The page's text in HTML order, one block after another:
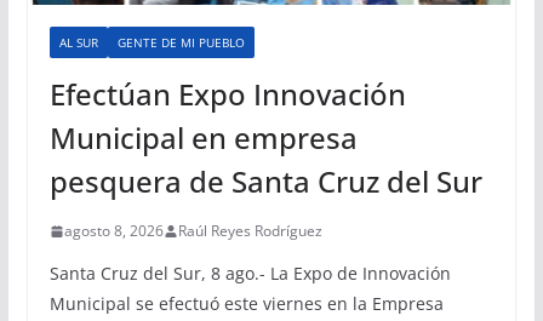
AL SUR GENTE DE MI PUEBLO
Efectúan Expo Innovación
Municipal en empresa
pesquera de Santa Cruz del Sur
agosto 8, 2026 Raúl Reyes Rodríguez
Santa Cruz del Sur, 8 ago.- La Expo de Innovación
Municipal se efectuó este viernes en la Empresa